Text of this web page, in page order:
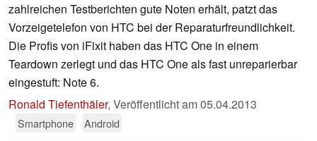
zahlreichen Testberichten gute Noten erhält, patzt das
Vorzeigetelefon von HTC bei der Reparaturfreundlichkeit.
Die Profis von iFixit haben das HTC One in einem
Teardown zerlegt und das HTC One als fast unreparierbar
eingestuft: Note 6.
Ronald Tiefenthäler, Veröffentlicht am05.04.2013
Smartphone Android